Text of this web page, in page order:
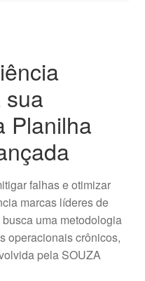
Planilha
falhas e otimizar
marcas líderes de
uma metodologia
operacionais crônicos,
pela SOUZA